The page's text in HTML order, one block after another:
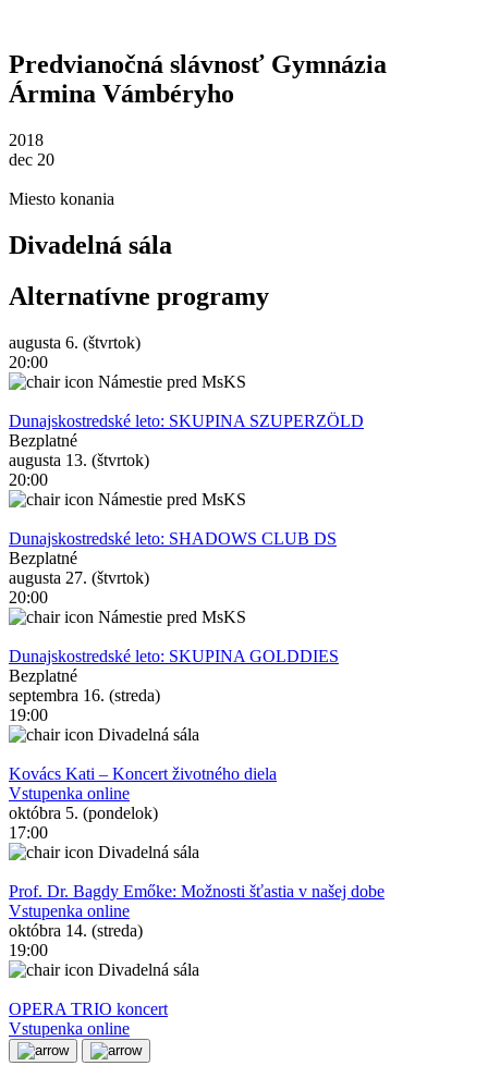
Predvianočná slávnosť Gymnázia
Ármina Vámbéryho
2018
dec 20
Miesto konania
Divadelná sála
Alternatívne programy
augusta 6. (štvrtok)
20:00
Námestie pred MsKS
Dunajskostredské leto: SKUPINA SZUPERZÖLD
Bezplatné
augusta 13. (štvrtok)
20:00
Námestie pred MsKS
Dunajskostredské leto: SHADOWS CLUB DS
Bezplatné
augusta 27. (štvrtok)
20:00
Námestie pred MsKS
Dunajskostredské leto: SKUPINA GOLDDIES
Bezplatné
septembra 16. (streda)
19:00
Divadelná sála
Kovács Kati – Koncert životného diela
Vstupenka online
októbra 5. (pondelok)
17:00
Divadelná sála
Prof. Dr. Bagdy Emőke: Možnosti šťastia v našej dobe
Vstupenka online
októbra 14. (streda)
19:00
Divadelná sála
OPERA TRIO koncert
Vstupenka online